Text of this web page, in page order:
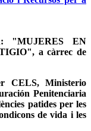
"MUJERES EN
a càrrec de
CELS, Ministerio
Penitenciaria
patides per les
de vida i les